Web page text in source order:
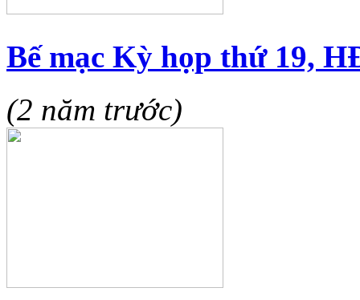
Bế mạc Kỳ họp thứ 19,
(2 năm trước)